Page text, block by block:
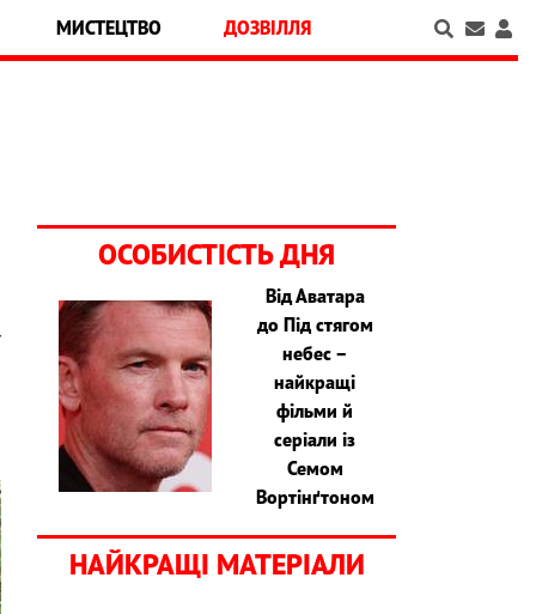
МИСТЕЦТВО ДОЗВІЛЛЯ
ОСОБИСТІСТЬ ДНЯ
Від Аватара
до Під стягом
небес –
найкращі
фільми й
серіали із
Семом
Вортінґтоном
НАЙКРАЩІ МАТЕРІАЛИ